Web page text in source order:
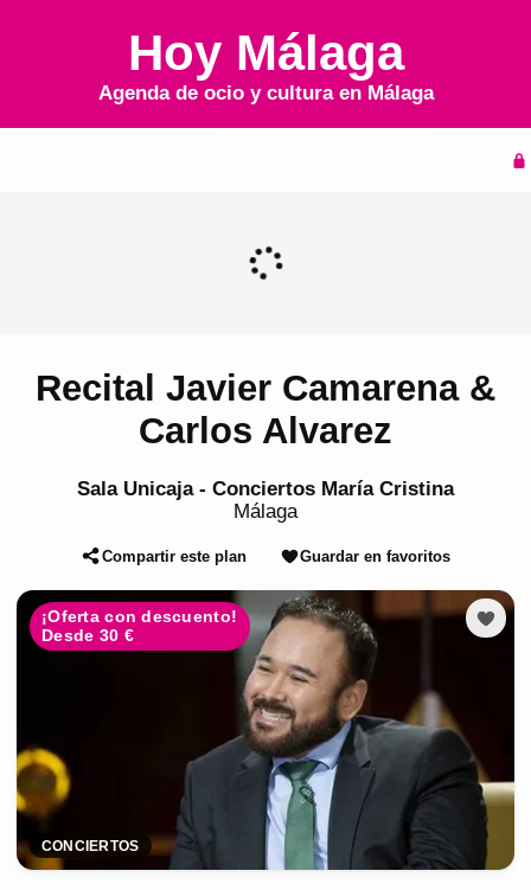
Hoy Málaga
Agenda de ocio y cultura en Málaga
Recital Javier Camarena &
Carlos Alvarez
Sala Unicaja - Conciertos María Cristina
Málaga
Compartir este plan Guardar en favoritos
¡Oferta con descuento!
Desde 30 €
CONCIERTOS